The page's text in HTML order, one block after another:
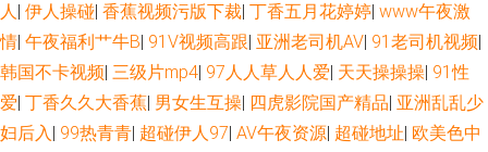
人| 伊人操碰| 香蕉视频污版下裁| 丁香五月花婷婷| www午夜激
情| 午夜福利艹牛B| 91V视频高跟| 亚洲老司机AV| 91老司机视频|
韩国不卡视频| 三级片mp4| 97人人草人人爱| 天天操操操| 91性
爱| 丁香久久大香蕉| 男女生互操| 四虎影院国产精品| 亚洲乱乱少
妇后入| 99热青青| 超碰伊人97| AV午夜资源| 超碰地址| 欧美色中